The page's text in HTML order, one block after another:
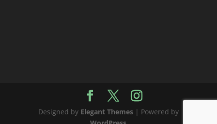
Designed by Elegant Themes| Powered by